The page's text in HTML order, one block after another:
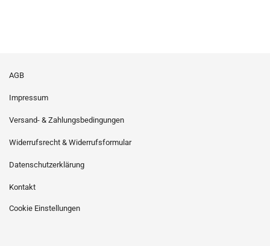
AGB
Impressum
Versand- & Zahlungsbedingungen
Widerrufsrecht & Widerrufsformular
Datenschutzerklärung
Kontakt
Cookie Einstellungen